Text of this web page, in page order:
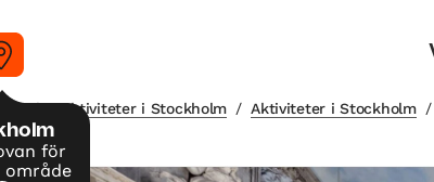
för
kulturaktiviteter i Stockholm / Aktiviteter i Stockholm /